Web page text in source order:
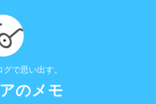
で思い出す。
のメモ